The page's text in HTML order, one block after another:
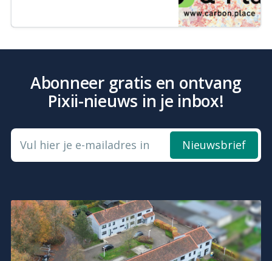
Abonneer gratis en ontvang
Pixii-nieuws in je inbox!
Vul hier je e-mailadres in Nieuwsbrief